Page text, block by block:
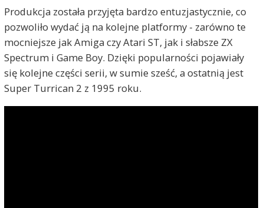
Produkcja została przyjęta bardzo entuzjastycznie, co
pozwoliło wydać ją na kolejne platformy - zarówno te
mocniejsze jak Amiga czy Atari ST, jak i słabsze ZX
Spectrum i Game Boy. Dzięki popularności pojawiały
się kolejne części serii, w sumie sześć, a ostatnią jest
Super Turrican 2 z 1995 roku.